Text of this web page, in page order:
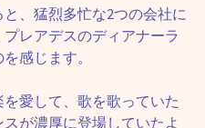
、猛烈多忙な2つの会社に
レアデスのディアナーラ
感じます。
愛して、歌を歌っていた
が濃厚に登場していたよ